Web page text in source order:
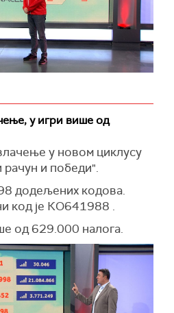
у игри више од
у новом циклусу
рачун и победи".
додељених кодова.
код је КО641988 .
од 629.000 налога.